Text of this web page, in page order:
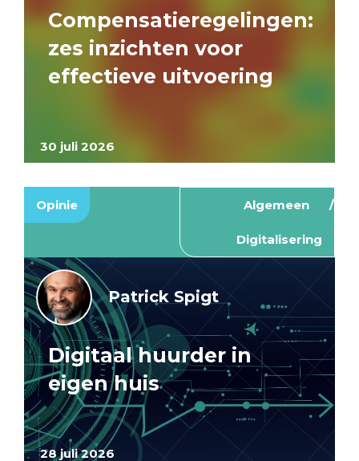
30 juli 2026
Compensatieregelingen:
zes inzichten voor
effectieve uitvoering
Opinie Algemeen
Digitalisering
28 juli 2026
Patrick Spigt
Digitaal huurder in
eigen huis